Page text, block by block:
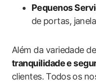
Pequenos
de ⁢portas,
Além da variedade
tranquilidade e
clientes.⁢ Todos⁣ os